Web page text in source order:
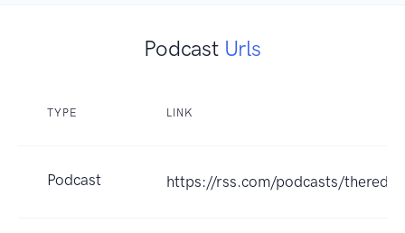
Podcast Urls
TYPE LINK
Podcast https://rss.com/podcasts/